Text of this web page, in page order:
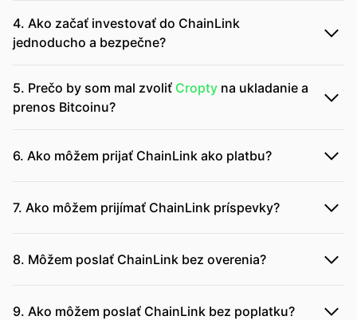
4. Ako začať investovať do ChainLink
jednoducho a bezpečne?
5. Prečo by som mal zvoliť Cropty na ukladanie a
prenos Bitcoinu?
6. Ako môžem prijať ChainLink ako platbu?
7. Ako môžem prijímať ChainLink príspevky?
8. Môžem poslať ChainLink bez overenia?
9. Ako môžem poslať ChainLink bez poplatku?